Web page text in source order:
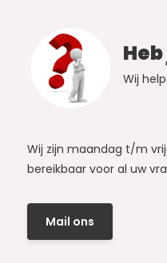
Wij
Wij zijn maandag t/m
bereikbaar voor al uw
Mail ons